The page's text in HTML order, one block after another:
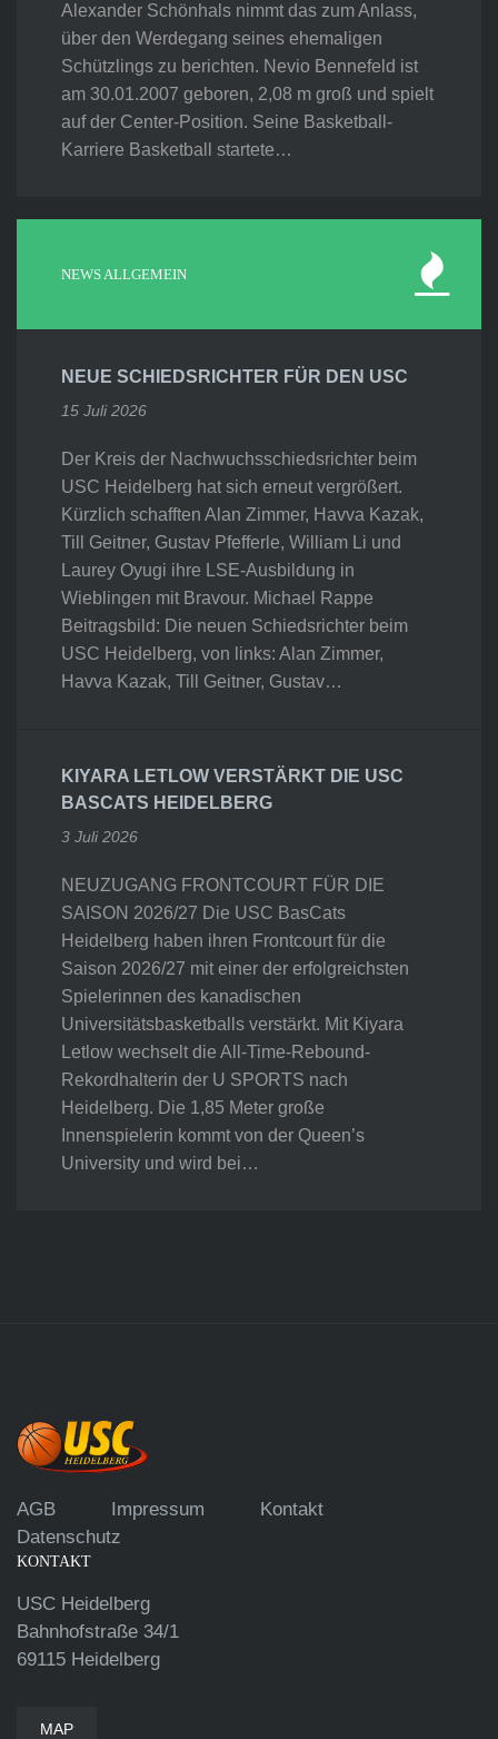
Alexander Schönhals nimmt das zum Anlass,
über den Werdegang seines ehemaligen
Schützlings zu berichten. Nevio Bennefeld ist
am 30.01.2007 geboren, 2,08 m groß und spielt
auf der Center-Position. Seine Basketball-
Karriere Basketball startete…
NEWS ALLGEMEIN
NEUE SCHIEDSRICHTER FÜR DEN USC
15 Juli 2026
Der Kreis der Nachwuchsschiedsrichter beim
USC Heidelberg hat sich erneut vergrößert.
Kürzlich schafften Alan Zimmer, Havva Kazak,
Till Geitner, Gustav Pfefferle, William Li und
Laurey Oyugi ihre LSE-Ausbildung in
Wieblingen mit Bravour. Michael Rappe
Beitragsbild: Die neuen Schiedsrichter beim
USC Heidelberg, von links: Alan Zimmer,
Havva Kazak, Till Geitner, Gustav…
KIYARA LETLOW VERSTÄRKT DIE USC
BASCATS HEIDELBERG
3 Juli 2026
NEUZUGANG FRONTCOURT FÜR DIE
SAISON 2026/27 Die USC BasCats
Heidelberg haben ihren Frontcourt für die
Saison 2026/27 mit einer der erfolgreichsten
Spielerinnen des kanadischen
Universitätsbasketballs verstärkt. Mit Kiyara
Letlow wechselt die All-Time-Rebound-
Rekordhalterin der U SPORTS nach
Heidelberg. Die 1,85 Meter große
Innenspielerin kommt von der Queen’s
University und wird bei…
AGB Impressum
Kontakt
Datenschutz
KONTAKT
USC Heidelberg
Bahnhofstraße 34/1
69115 Heidelberg
MAP